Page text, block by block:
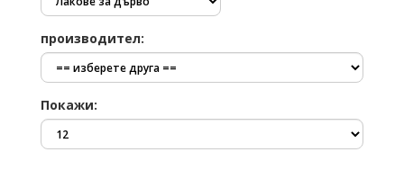
производител:
Покажи: